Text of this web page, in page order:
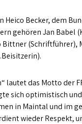
Heico Becker, dem
gehören Jan Babel
Bittner (Schriftführer),
das Motto der
sich optimistisch und
in Maintal und im
wieder Respekt,